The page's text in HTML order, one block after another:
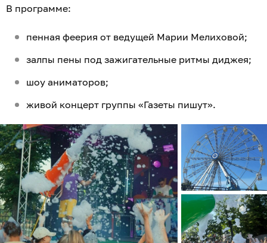
В программе:
пенная феерия от ведущей Марии Мелиховой;
залпы пены под зажигательные ритмы диджея;
шоу аниматоров;
живой концерт группы «Газеты пишут».